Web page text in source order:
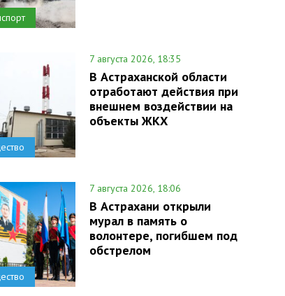
7 августа 2026, 18:35
В Астраханской области
отработают действия при
внешнем воздействии на
объекты ЖКХ
7 августа 2026, 18:06
В Астрахани открыли
мурал в память о
волонтере, погибшем под
обстрелом